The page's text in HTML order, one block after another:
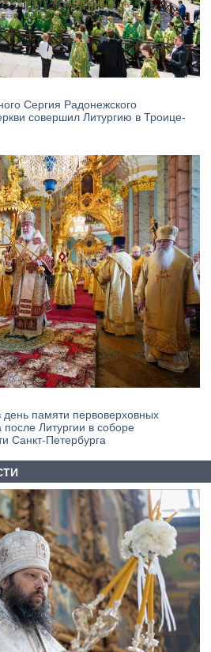
Сергия Радонежского
совершил Литургию в Троице-
памяти первоверховных
Литургии в соборе
Санкт-Петербурга